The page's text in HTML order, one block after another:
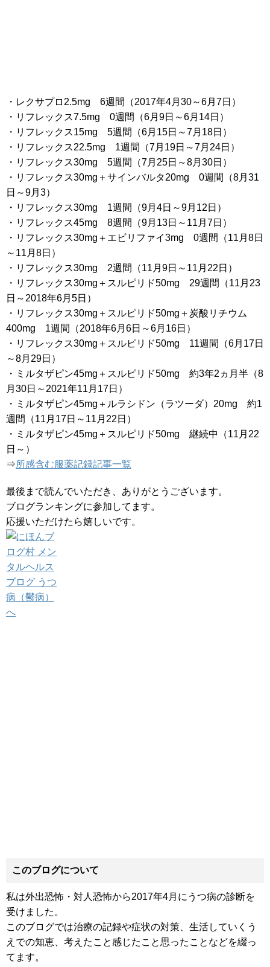
・レクサプロ2.5mg 6週間（2017年4月30～6月7日）
・リフレックス7.5mg 0週間（6月9日～6月14日）
・リフレックス15mg 5週間（6月15日～7月18日）
・リフレックス22.5mg 1週間（7月19日～7月24日）
・リフレックス30mg 5週間（7月25日～8月30日）
・リフレックス30mg＋サインバルタ20mg 0週間（8月31
日～9月3）
・リフレックス30mg 1週間（9月4日～9月12日）
・リフレックス45mg 8週間（9月13日～11月7日）
・リフレックス30mg＋エビリファイ3mg 0週間（11月8日
～11月8日）
・リフレックス30mg 2週間（11月9日～11月22日）
・リフレックス30mg＋スルピリド50mg 29週間（11月23
日～2018年6月5日）
・リフレックス30mg＋スルピリド50mg＋炭酸リチウム
400mg 1週間（2018年6月6日～6月16日）
・リフレックス30mg＋スルピリド50mg 11週間（6月17日
～8月29日）
・ミルタザピン45mg＋スルピリド50mg 約3年2ヵ月半（8
月30日～2021年11月17日）
・ミルタザピン45mg＋ルラシドン（ラツーダ）20mg 約1
週間（11月17日～11月22日）
・ミルタザピン45mg＋スルピリド50mg 継続中（11月22
日～）
⇒所感含む服薬記録記事一覧
最後まで読んでいただき、ありがとうございます。
ブログランキングに参加してます。
応援いただけたら嬉しいです。
このブログについて
私は外出恐怖・対人恐怖から2017年4月にうつ病の診断を
受けました。
このブログでは治療の記録や症状の対策、生活していくう
えでの知恵、考えたこと感じたこと思ったことなどを綴っ
てます。